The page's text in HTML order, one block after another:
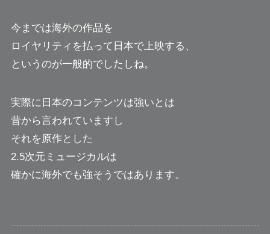
今までは海外の作品を
ロイヤリティを払って日本で上映する、
というのが一般的でしたしね。
実際に日本のコンテンツは強いとは
昔から言われていますし
それを原作とした
2.5次元ミュージカルは
確かに海外でも強そうではあります。